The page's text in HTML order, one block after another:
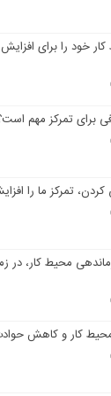
خود را برای
برای تمرکز مهم
تمرکز ما را
محیط کار، در
کار و کاهش